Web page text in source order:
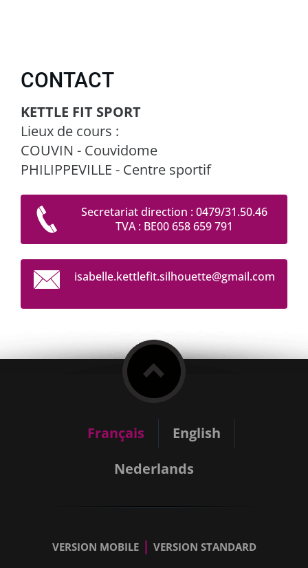
CONTACT
KETTLE FIT SPORT
Lieux de cours :
COUVIN - Couvidome
PHILIPPEVILLE - Centre sportif
Secretariat direction : 0479/31.50.46
TVA : BE00 658 659 791
isabelle.kettlefit.silhouette@gmail.com
Français
English
Nederlands
VERSION MOBILE | VERSION STANDARD